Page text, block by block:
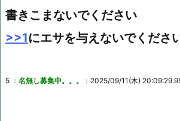
書きこまないでください
>>1にエサを与えないでくださ
5 ： 名無し募集中。。。 ：2025/09/11(木)